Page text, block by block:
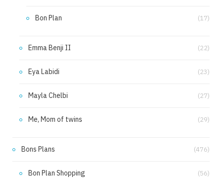
Bon Plan (17)
Emma Benji II (22)
Eya Labidi (23)
Mayla Chelbi (27)
Me, Mom of twins (29)
Bons Plans (476)
Bon Plan Shopping (56)